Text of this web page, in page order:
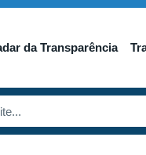
da Transparência